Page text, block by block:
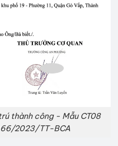
thành công - Mẫu CT08
2023/TT-BCA